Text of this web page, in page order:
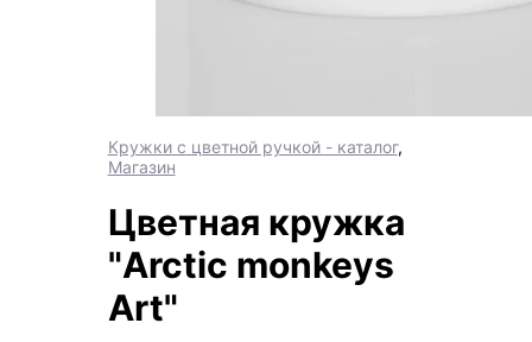
Кружки с цветной ручкой - каталог,
Магазин
Цветная кружка
"Arctic monkeys
Art"